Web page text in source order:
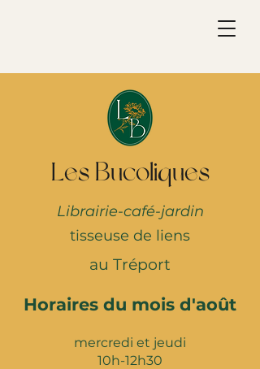
Les Bucoliques
Librairie-café-jardin
tisseuse de liens
au Tréport
Horaires du mois d'août
mercredi et jeudi
10h-12h30